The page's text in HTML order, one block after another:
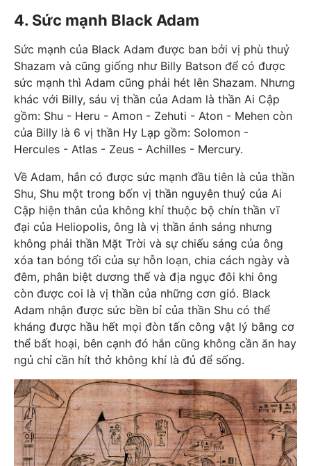
4. Sức mạnh Black Adam
Sức mạnh của Black Adam được ban bởi vị phù thuỷ
Shazam và cũng giống như Billy Batson để có được
sức mạnh thì Adam cũng phải hét lên Shazam. Nhưng
khác với Billy, sáu vị thần của Adam là thần Ai Cập
gồm: Shu - Heru - Amon - Zehuti - Aton - Mehen còn
của Billy là 6 vị thần Hy Lạp gồm: Solomon -
Hercules - Atlas - Zeus - Achilles - Mercury.
Về Adam, hắn có được sức mạnh đầu tiên là của thần
Shu, Shu một trong bốn vị thần nguyên thuỷ của Ai
Cập hiện thân của không khí thuộc bộ chín thần vĩ
đại của Heliopolis, ông là vị thần ánh sáng nhưng
không phải thần Mặt Trời và sự chiếu sáng của ông
xóa tan bóng tối của sự hỗn loạn, chia cách ngày và
đêm, phân biệt dương thế và địa ngục đôi khi ông
còn được coi là vị thần của những cơn gió. Black
Adam nhận được sức bền bỉ của thần Shu có thể
kháng được hầu hết mọi đòn tấn công vật lý bằng cơ
thể bất hoại, bên cạnh đó hắn cũng không cần ăn hay
ngủ chỉ cần hít thở không khí là đủ để sống.